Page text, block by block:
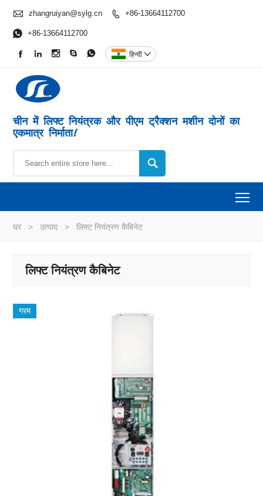
 zhangruiyan@sylg.cn  +86-13664112700
 +86-13664112700
     हिन्दी 
चीन में लिफ्ट नियंत्रक और पीएम ट्रैक्शन मशीन दोनों का
एकमात्र निर्माता!

घर > उत्पाद > लिफ्ट नियंत्रण कैबिनेट
लिफ्ट नियंत्रण कैबिनेट
गरम